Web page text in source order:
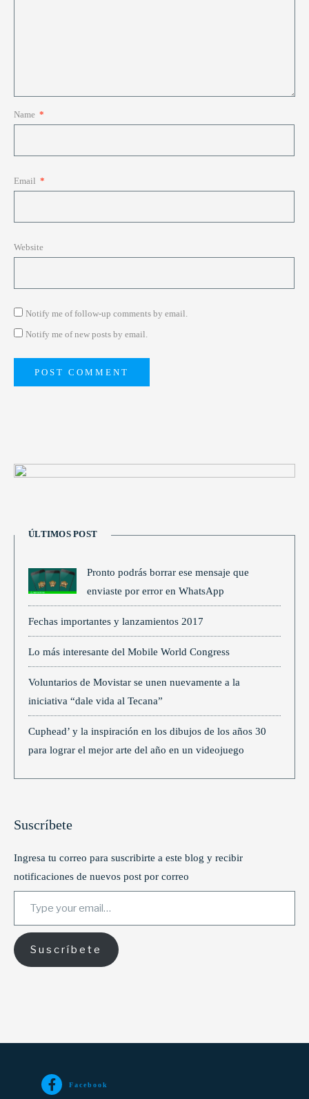
Name *
Email *
Website
Notify me of follow-up comments by email.
Notify me of new posts by email.
ÚLTIMOS POST
Pronto podrás borrar ese mensaje que
enviaste por error en WhatsApp
Fechas importantes y lanzamientos 2017
Lo más interesante del Mobile World Congress
Voluntarios de Movistar se unen nuevamente a la
iniciativa “dale vida al Tecana”
Cuphead’ y la inspiración en los dibujos de los años 30
para lograr el mejor arte del año en un videojuego
Suscríbete
Ingresa tu correo para suscribirte a este blog y recibir
notificaciones de nuevos post por correo
Type your email…
Suscríbete
Facebook